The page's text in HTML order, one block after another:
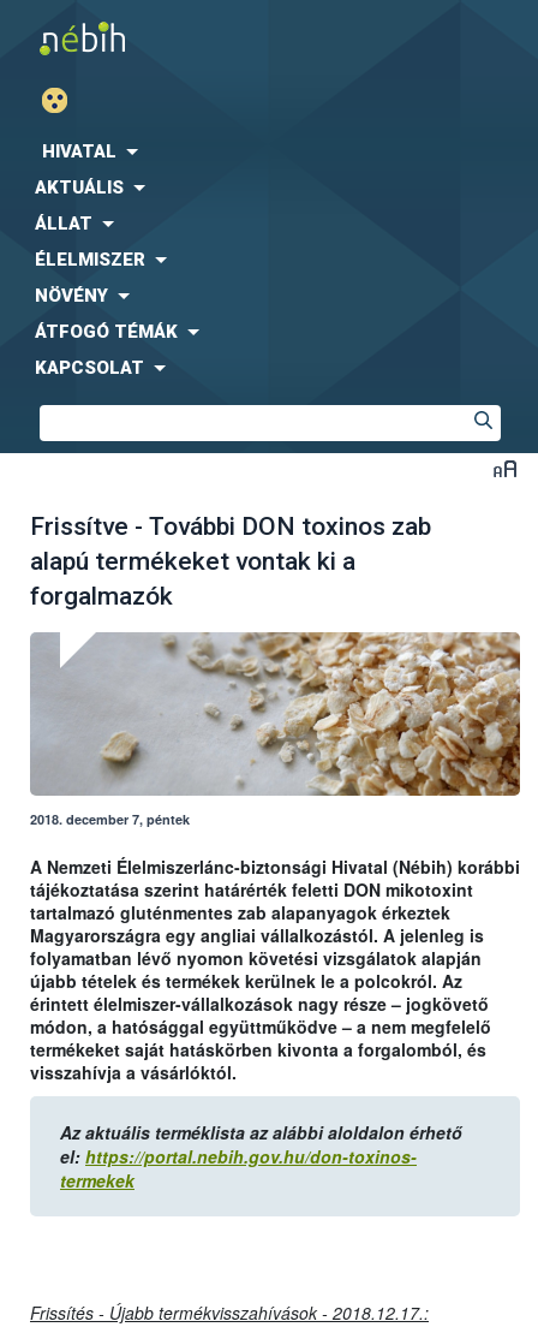
HIVATAL
AKTUÁLIS
ÁLLAT
ÉLELMISZER
NÖVÉNY
ÁTFOGÓ TÉMÁK
KAPCSOLAT
Frissítve - További DON toxinos zab
alapú termékeket vontak ki a
forgalmazók
2018. december 7, péntek
A Nemzeti Élelmiszerlánc-biztonsági Hivatal (Nébih) korábbi
tájékoztatása szerint határérték feletti DON mikotoxint
tartalmazó gluténmentes zab alapanyagok érkeztek
Magyarországra egy angliai vállalkozástól. A jelenleg is
folyamatban lévő nyomon követési vizsgálatok alapján
újabb tételek és termékek kerülnek le a polcokról. Az
érintett élelmiszer-vállalkozások nagy része – jogkövető
módon, a hatósággal együttműködve – a nem megfelelő
termékeket saját hatáskörben kivonta a forgalomból, és
visszahívja a vásárlóktól.
Az aktuális terméklista az alábbi aloldalon érhető
el: https://portal.nebih.gov.hu/don-toxinos-
termekek
Frissítés - Újabb termékvisszahívások - 2018.12.17.: